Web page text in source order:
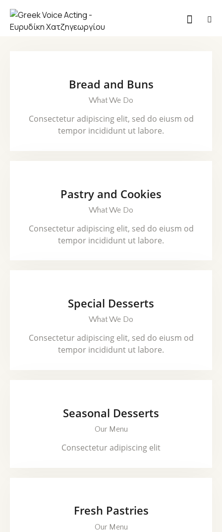
Bread and Buns
What We Do
Consectetur adipiscing elit, sed do eiusm od
tempor incididunt ut labore.
Pastry and Cookies
What We Do
Consectetur adipiscing elit, sed do eiusm od
tempor incididunt ut labore.
Special Desserts
What We Do
Consectetur adipiscing elit, sed do eiusm od
tempor incididunt ut labore.
Seasonal Desserts
Our Menu
Consectetur adipiscing elit
Fresh Pastries
Our Menu